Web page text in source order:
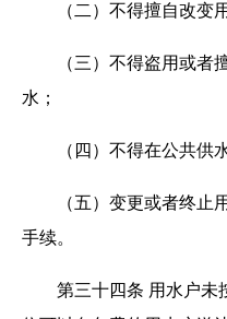
（二）不得擅自改变
（三）不得盗用或者
水；
（四）不得在公共供
（五）变更或者终止
手续。
第三十四条 用水户未